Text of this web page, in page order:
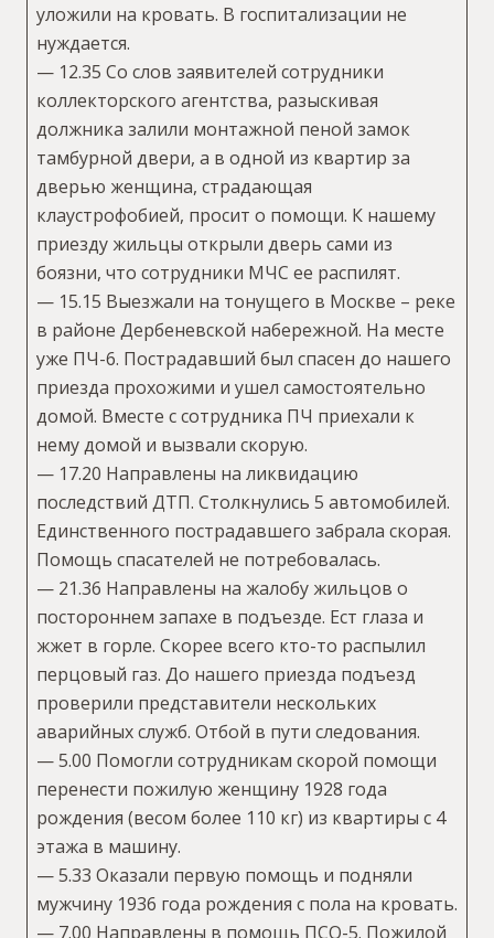
уложили на кровать. В госпитализации не
нуждается.
— 12.35 Со слов заявителей сотрудники
коллекторского агентства, разыскивая
должника залили монтажной пеной замок
тамбурной двери, а в одной из квартир за
дверью женщина, страдающая
клаустрофобией, просит о помощи. К нашему
приезду жильцы открыли дверь сами из
боязни, что сотрудники МЧС ее распилят.
— 15.15 Выезжали на тонущего в Москве – реке
в районе Дербеневской набережной. На месте
уже ПЧ-6. Пострадавший был спасен до нашего
приезда прохожими и ушел самостоятельно
домой. Вместе с сотрудника ПЧ приехали к
нему домой и вызвали скорую.
— 17.20 Направлены на ликвидацию
последствий ДТП. Столкнулись 5 автомобилей.
Единственного пострадавшего забрала скорая.
Помощь спасателей не потребовалась.
— 21.36 Направлены на жалобу жильцов о
постороннем запахе в подъезде. Ест глаза и
жжет в горле. Скорее всего кто-то распылил
перцовый газ. До нашего приезда подъезд
проверили представители нескольких
аварийных служб. Отбой в пути следования.
— 5.00 Помогли сотрудникам скорой помощи
перенести пожилую женщину 1928 года
рождения (весом более 110 кг) из квартиры с 4
этажа в машину.
— 5.33 Оказали первую помощь и подняли
мужчину 1936 года рождения с пола на кровать.
— 7.00 Направлены в помощь ПСО-5. Пожилой